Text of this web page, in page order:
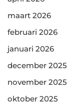
maart 2026
februari 2026
januari 2026
december 2025
november 2025
oktober 2025